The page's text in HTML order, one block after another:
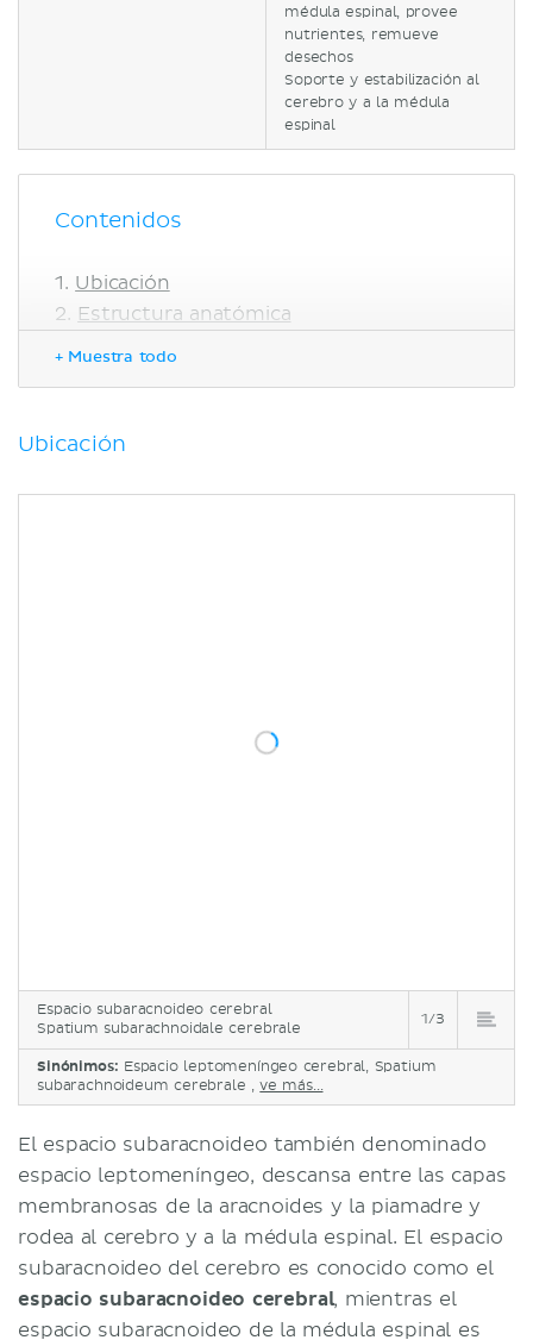
médula espinal, provee
nutrientes, remueve
desechos
Soporte y estabilización al
cerebro y a la médula
espinal
Contenidos
Ubicación
Estructura anatómica
Cisternas subaracnoideas
Cisterna interpeduncular
+ Muestra todo
Ubicación
Espacio subaracnoideo cerebral
Spatium subarachnoidale cerebrale
1/3
Sinónimos: Espacio leptomeníngeo cerebral, Spatium
subarachnoideum cerebrale ,ve más...
El espacio subaracnoideo también denominado
espacio leptomeníngeo, descansa entre las capas
membranosas de la aracnoides y la piamadre y
rodea al cerebro y a la médula espinal. El espacio
subaracnoideo del cerebro es conocido como el
espacio subaracnoideo cerebral, mientras el
espacio subaracnoideo de la médula espinal es